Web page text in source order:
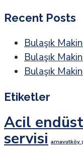
Recent Posts
Bulaşık
Bulaşık
Bulaşık
Etiketler
Acil
servisi arnavutköy